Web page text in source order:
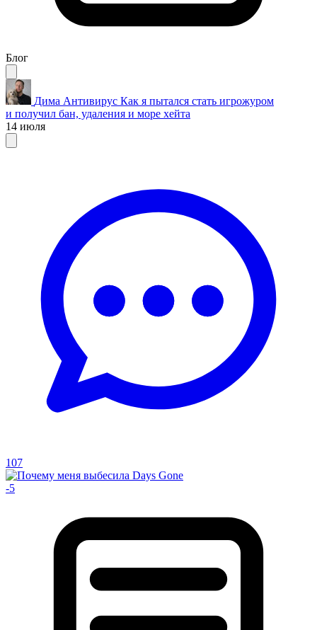
Блог
Дима Антивирус Как я пытался стать игрожуром
и получил бан, удаления и море хейта
14 июля
107
-5